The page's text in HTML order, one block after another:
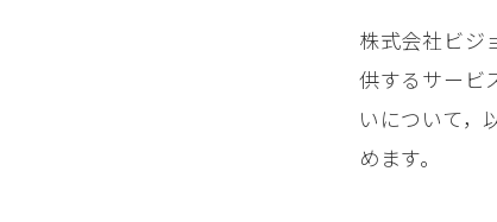
株式会社ビジ
供するサービ
いについて，
めます。